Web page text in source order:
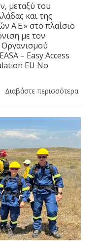
μεταξύ του
και της
Α.Ε.» στο πλαίσιο
με τον
– Easy Access
EU No
Διαβάστε περισσότερα